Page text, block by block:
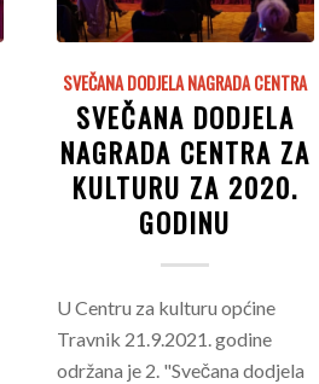
SVEČANA DODJELA NAGRADA CENTRA
SVEČANA DODJELA
NAGRADA CENTRA ZA
KULTURU ZA 2020.
GODINU
U Centru za kulturu općine
Travnik 21.9.2021. godine
održana je 2. "Svečana dodjela